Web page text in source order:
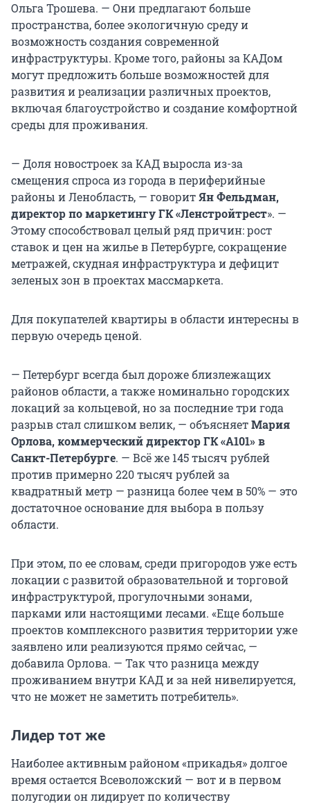
Ольга Трошева. — Они предлагают больше
пространства, более экологичную среду и
возможность создания современной
инфраструктуры. Кроме того, районы за КАДом
могут предложить больше возможностей для
развития и реализации различных проектов,
включая благоустройство и создание комфортной
среды для проживания.
— Доля новостроек за КАД выросла из-за
смещения спроса из города в периферийные
районы и Ленобласть, — говоритЯн Фельдман,
директор по маркетингу ГК «Ленстройтрест». —
Этому способствовал целый ряд причин: рост
ставок и цен на жилье в Петербурге, сокращение
метражей, скудная инфраструктура и дефицит
зеленых зон в проектах массмаркета.
Для покупателей квартиры в области интересны в
первую очередь ценой.
— Петербург всегда был дороже близлежащих
районов области, а также номинально городских
локаций за кольцевой, но за последние три года
разрыв стал слишком велик, — объясняетМария
Орлова, коммерческий директор ГК «А101» в
Санкт-Петербурге. — Всё же 145 тысяч рублей
против примерно 220 тысяч рублей за
квадратный метр — разница более чем в 50% — это
достаточное основание для выбора в пользу
области.
При этом, по ее словам, среди пригородов уже есть
локации с развитой образовательной и торговой
инфраструктурой, прогулочными зонами,
парками или настоящими лесами. «Еще больше
проектов комплексного развития территории уже
заявлено или реализуются прямо сейчас, —
добавила Орлова. — Так что разница между
проживанием внутри КАД и за ней нивелируется,
что не может не заметить потребитель».
Лидер тот же
Наиболее активным районом «прикадья» долгое
время остается Всеволожский — вот и в первом
полугодии он лидирует по количеству